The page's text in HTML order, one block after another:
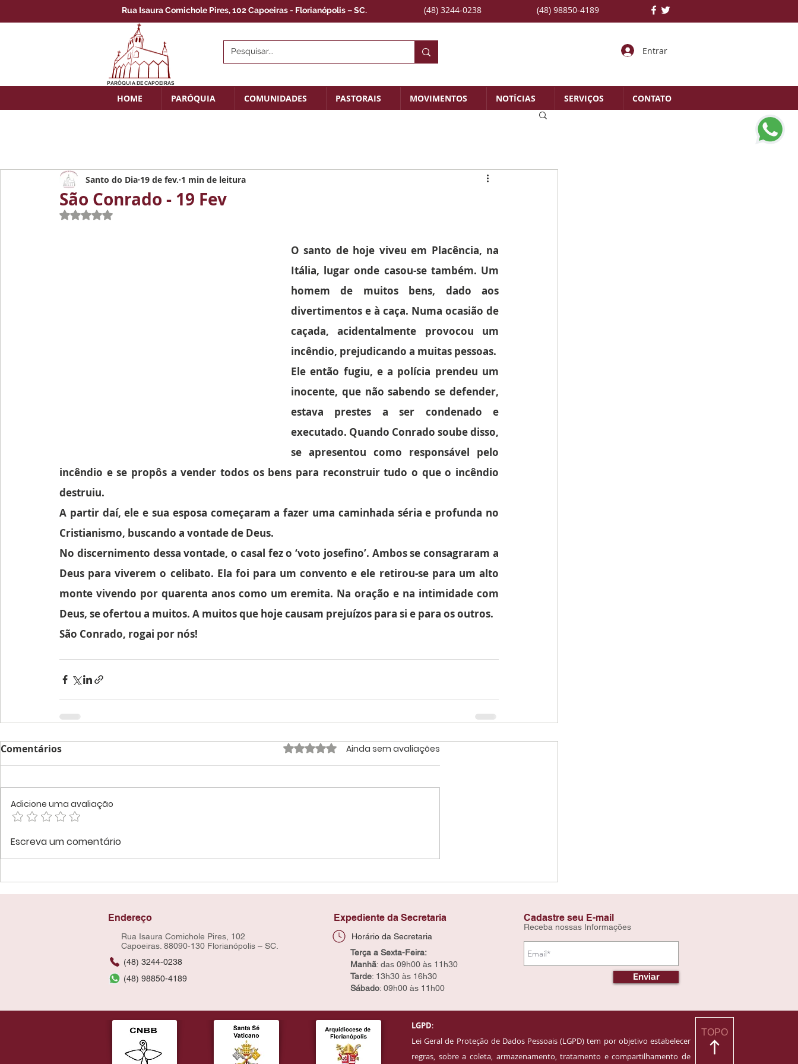
Rua Isaura Comichole Pires, 102 Capoeiras - Florianópolis – SC. (48) 3244-0238 (48) 98850-4189
PARÓQUIA DE CAPOEIRAS
Entrar
HOME PARÓQUIA COMUNIDADES PASTORAIS MOVIMENTOS NOTÍCIAS SERVIÇOS CONTATO
São Conrado - 19 Fev
Santo do Dia 19 de fev. 1 min de leitura
Avaliado com NaN de 5 estrelas.
O santo de hoje viveu em Placência, na
Itália, lugar onde casou-se também. Um
homem de muitos bens, dado aos
divertimentos e à caça. Numa ocasião de
caçada, acidentalmente provocou um
incêndio, prejudicando a muitas pessoas.
Ele então fugiu, e a polícia prendeu um
inocente, que não sabendo se defender,
estava prestes a ser condenado e
executado. Quando Conrado soube disso,
se apresentou como responsável pelo
incêndio e se propôs a vender todos os bens para reconstruir tudo o que o incêndio
destruiu.
A partir daí, ele e sua esposa começaram a fazer uma caminhada séria e profunda no
Cristianismo, buscando a vontade de Deus.
No discernimento dessa vontade, o casal fez o ‘voto josefino’. Ambos se consagraram a
Deus para viverem o celibato. Ela foi para um convento e ele retirou-se para um alto
monte vivendo por quarenta anos como um eremita. Na oração e na intimidade com
Deus, se ofertou a muitos. A muitos que hoje causam prejuízos para si e para os outros.
São Conrado, rogai por nós!
Comentários Avaliado com 0 de 5 estrelas.
Ainda sem avaliações
Adicione uma avaliação
Escreva um comentário
Endereço
Rua Isaura Comichole Pires, 102
Capoeiras. 88090-130 Florianópolis – SC.
(48) 3244-0238
(48) 98850-4189
Expediente da Secretaria
Horário da Secretaria
Terça a Sexta-Feira:
Manhã: das 09h00 às 11h30
Tarde: 13h30 às 16h30
Sábado: 09h00 às 11h00
Cadastre seu E-mail
Receba nossas Informações
Enviar
LGPD:
Lei Geral de Proteção de Dados Pessoais (LGPD) tem por objetivo estabelecer
regras, sobre a coleta, armazenamento, tratamento e compartilhamento de
TOPO